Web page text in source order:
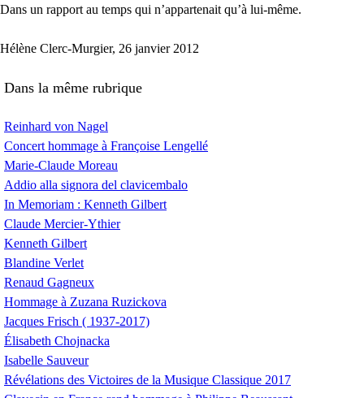
Dans un rapport au temps qui n’appartenait qu’à lui-même.
Hélène Clerc-Murgier, 26 janvier 2012
Dans la même rubrique
Reinhard von Nagel
Concert hommage à Françoise Lengellé
Marie-Claude Moreau
Addio alla signora del clavicembalo
In Memoriam : Kenneth Gilbert
Claude Mercier-Ythier
Kenneth Gilbert
Blandine Verlet
Renaud Gagneux
Hommage à Zuzana Ruzickova
Jacques Frisch ( 1937-2017)
Élisabeth Chojnacka
Isabelle Sauveur
Révélations des Victoires de la Musique Classique 2017